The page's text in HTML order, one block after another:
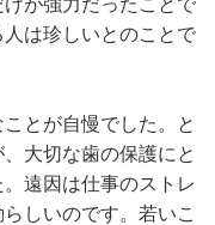
が強力だったことで
は珍しいとのことで
とが自慢でした。と
大切な歯の保護にと
遠因は仕事のストレ
しいのです。若いこ